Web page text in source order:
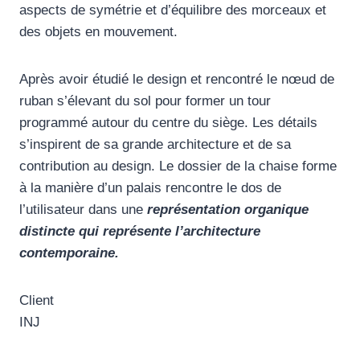
aspects de symétrie et d’équilibre des morceaux et
des objets en mouvement.
Après avoir étudié le design et rencontré le nœud de
ruban s’élevant du sol pour former un tour
programmé autour du centre du siège. Les détails
s’inspirent de sa grande architecture et de sa
contribution au design. Le dossier de la chaise forme
à la manière d’un palais rencontre le dos de
l’utilisateur dans une représentation organique
distincte qui représente l’architecture
contemporaine.
Client
INJ